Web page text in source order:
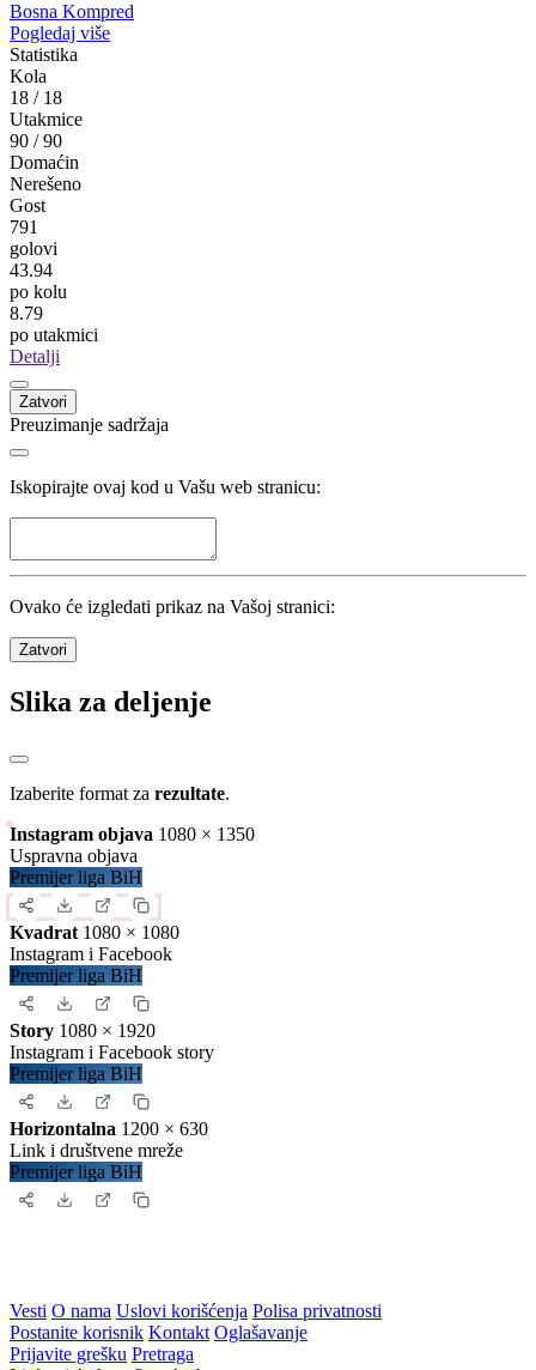
Bosna Kompred
Pogledaj više
Statistika
Kola
18 / 18
Utakmice
90 /90
Domaćin
Nerešeno
Gost
791
golovi
43.94
po kolu
8.79
po utakmici
Detalji
Zatvori
Preuzimanje sadržaja
Iskopirajte ovaj kod u Vašu web stranicu:
Ovako će izgledati prikaz na Vašoj stranici:
Zatvori
Slika za deljenje
Izaberite format za rezultate.
Instagram objava 1080 × 1350
Uspravna objava
Premijer liga BiH
Kvadrat 1080 × 1080
Instagram i Facebook
Premijer liga BiH
Story 1080 × 1920
Instagram i Facebook story
Premijer liga BiH
Horizontalna 1200 × 630
Link i društvene mreže
Premijer liga BiH
Vesti O nama Uslovi korišćenja Polisa privatnosti
Postanite korisnik Kontakt Oglašavanje
Prijavite grešku Pretraga